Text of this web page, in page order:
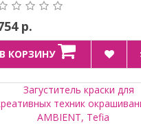
р.
В КОРЗИНУ